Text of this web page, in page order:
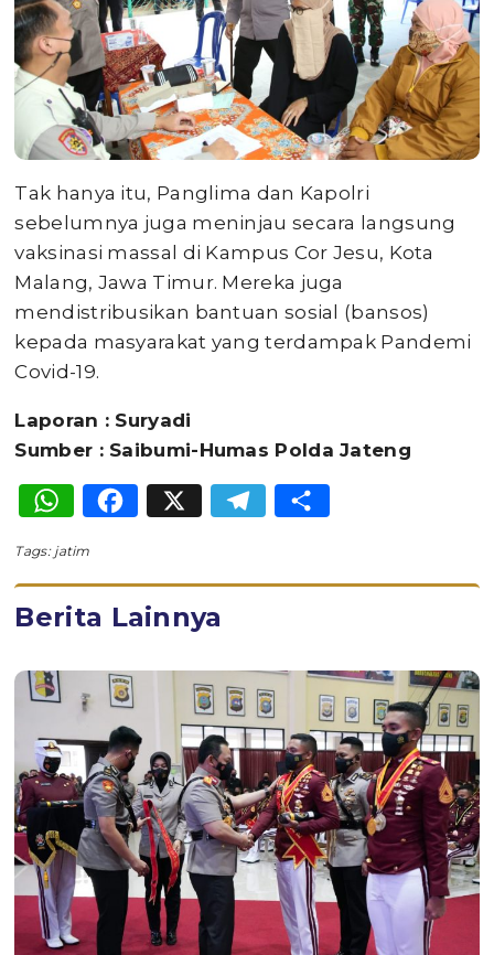
Tak hanya itu, Panglima dan Kapolri
sebelumnya juga meninjau secara langsung
vaksinasi massal di Kampus Cor Jesu, Kota
Malang, Jawa Timur. Mereka juga
mendistribusikan bantuan sosial (bansos)
kepada masyarakat yang terdampak Pandemi
Covid-19.
Laporan : Suryadi
Sumber : Saibumi-Humas Polda Jateng
WhatsApp
Facebook
X Telegram
Tags: jatim
Berita Lainnya